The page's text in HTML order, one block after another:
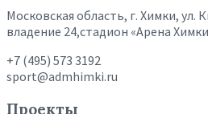
Московская область, г. Химки, ул.
владение 24,стадион «Арена
+7 (495) 573 3192
sport@admhimki.ru
Проекты